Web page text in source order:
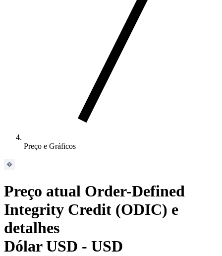
Preço e Gráficos
Preço atual Order-Defined
Integrity Credit (ODIC) e
detalhes
Dólar USD - USD